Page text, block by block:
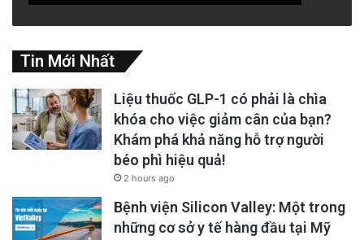
trong tâm trí lấp đầy sự im lặng, kể lại một
ngày của bạn và “thiết kế” những kịch bản về
những điều có thể xảy ra.
Tin Mới Nhất
Liệu thuốc GLP-1 có phải là chìa
khóa cho việc giảm cân của bạn?
Khám phá khả năng hỗ trợ người
béo phì hiệu quả!
2 hours ago
Bệnh viện Silicon Valley: Một trong
những cơ sở y tế hàng đầu tại Mỹ